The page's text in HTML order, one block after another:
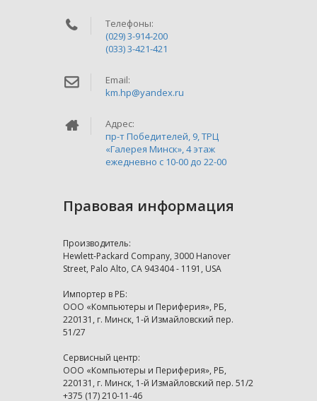
Телефоны:
(029) 3-914-200
(033) 3-421-421
Email:
km.hp@yandex.ru
Адрес:
пр-т Победителей, 9, ТРЦ
«Галерея Минск», 4 этаж
ежедневно c 10-00 до 22-00
Правовая информация
Производитель:
Hewlett-Packard Company, 3000 Hanover
Street, Palo Alto, CA 943404 - 1191, USA
Импортер в РБ:
ООО «Компьютеры и Периферия», РБ,
220131, г. Минск, 1-й Измайловский пер.
51/27
Сервисный центр:
ООО «Компьютеры и Периферия», РБ,
220131, г. Минск, 1-й Измайловский пер. 51/2
+375 (17) 210-11-46